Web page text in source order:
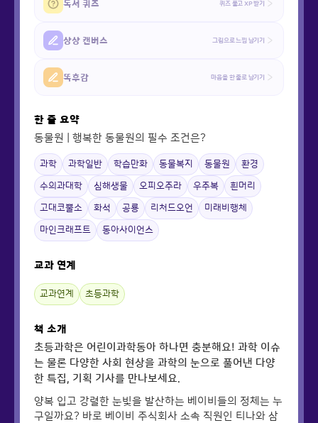
독서 퀴즈 퀴즈 풀고 XP 받기
상상 캔버스 그림으로 느낌 남기기
똑후감 마음을 한 줄로 남기기
한 줄 요약
동물원 | 행복한 동물원의 필수 조건은?
과학 과학일반 학습만화 동물복지 동물원 환경
수의과대학 심해생물 오피오주라 우주복 흰머리
고대코뿔소 화석 공룡 리처드오언 미래비행체
마인크래프트 동아사이언스
교과 연계
교과연계 초등과학
책 소개
초등과학은 어린이과학동아 하나면 충분해요! 과학 이슈
는 물론 다양한 사회 현상을 과학의 눈으로 풀어낸 다양
한 특집, 기획 기사를 만나보세요.
양복 입고 강렬한 눈빛을 발산하는 베이비들의 정체는 누
구일까요? 바로 베이비 주식회사 소속 직원인 티나와 삼